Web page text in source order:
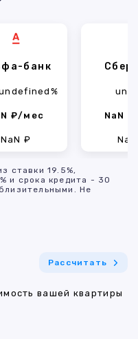
банк
₽/мес
NaN ₽
NaN
ставки 19.5%,
и срока кредита - 30
Не
Рассчитать
вашей квартиры